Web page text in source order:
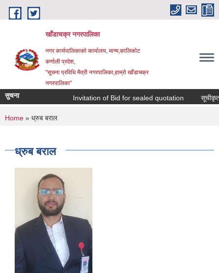
Skip to main content
खाँडाचक्र नगरपालिका
नगर कार्यपालिकाकाे कार्यालय, मान्म,कालिकाेट
क‍र्णाली प्रदेश,
"सूचना प्रविधि मैत्री नगरपालिका,हाम्राे खाँडाचक्र
नगरपालिका"
सुचना Invitation of Bid for sealed quotation सूचीकृत
You are here
Home » ध्रुब बराल
ध्रुब बराल